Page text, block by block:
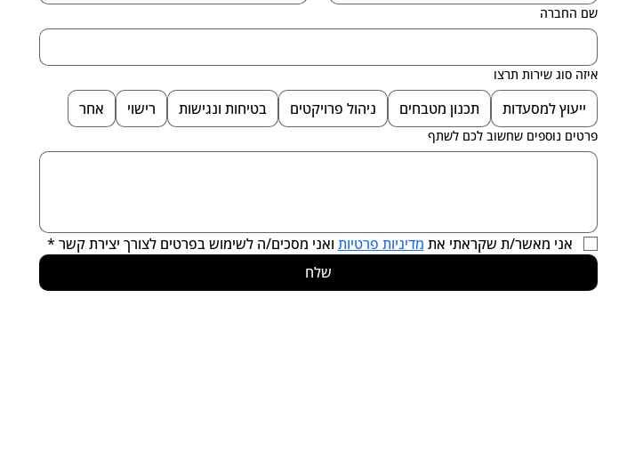
שם החברה
איזה סוג שירות תרצו
ייעוץ למסעדות תכנון מטבחים ניהול פרויקטים בטיחות ונגישות רישוי אחר
פרטים נוספים שחשוב לכם לשתף
אני מאשר/ת שקראתי את מדיניות פרטיות ואני מסכים/ה לשימוש בפרטים לצורך יצירת קשר *
שלח